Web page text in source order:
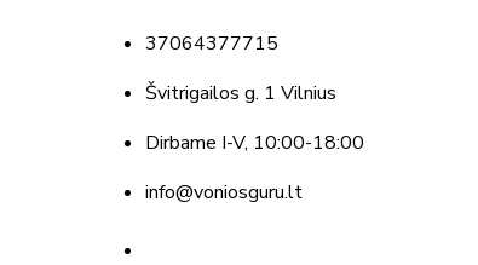
37064377715
Švitrigailos g. 1 Vilnius
Dirbame I-V, 10:00-18:00
info@voniosguru.lt